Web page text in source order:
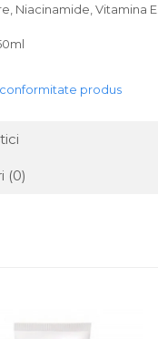
Niacinamide, Vitamina E.
produs
(0)